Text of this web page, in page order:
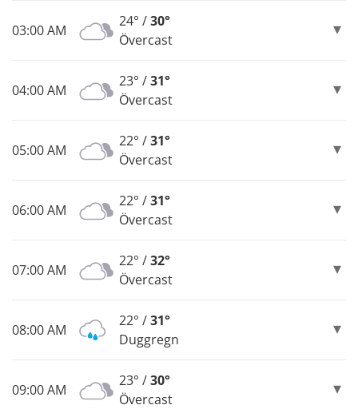
03:00 AM
24° /30°
Övercast
04:00 AM
23° /31°
Övercast
05:00 AM
22° /31°
Övercast
06:00 AM
22° /31°
Övercast
07:00 AM
22° /32°
Övercast
08:00 AM
22° /31°
Duggregn
09:00 AM
23° /30°
Övercast